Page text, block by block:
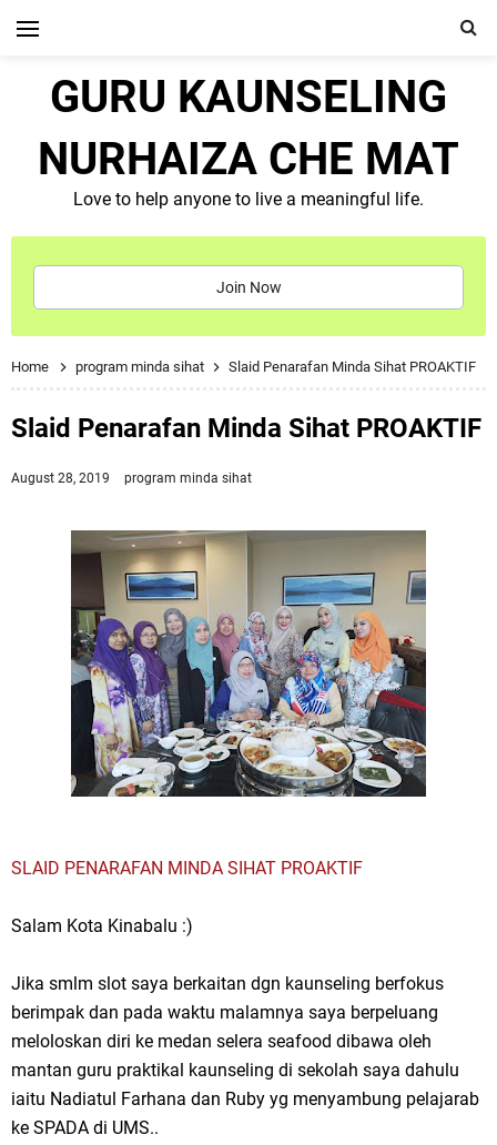
GURU KAUNSELING
NURHAIZA CHE MAT
Love to help anyone to live a meaningful life.
Join Now
Home program minda sihat Slaid Penarafan Minda Sihat PROAKTIF
Slaid Penarafan Minda Sihat PROAKTIF
August 28, 2019 program minda sihat
SLAID PENARAFAN MINDA SIHAT PROAKTIF
Salam Kota Kinabalu :)
Jika smlm slot saya berkaitan dgn kaunseling berfokus
berimpak dan pada waktu malamnya saya berpeluang
meloloskan diri ke medan selera seafood dibawa oleh
mantan guru praktikal kaunseling di sekolah saya dahulu
iaitu Nadiatul Farhana dan Ruby yg menyambung pelajarab
ke SPADA di UMS..